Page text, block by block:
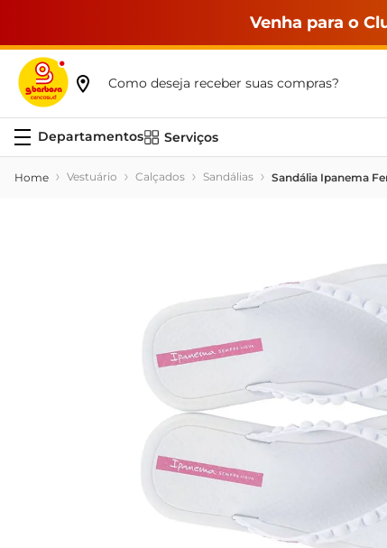
Venha para o
Como deseja receber suas compras?
Serviços
Vestuário Calçados Sandálias Sandália Ipanema